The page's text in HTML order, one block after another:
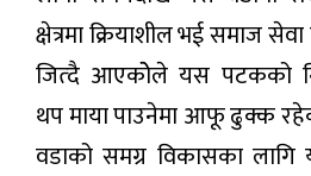
क्षेत्रमा क्रियाशील भई समाज
जित्दै आएकोेले यस पटकको
थप माया पाउनेमा आफू ढुक्क
वडाको समग्र विकासका लागि